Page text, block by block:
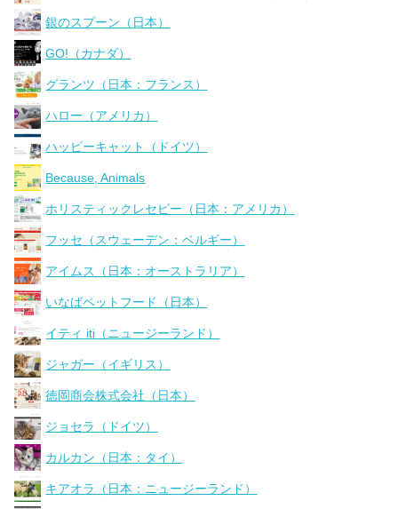
銀のスプーン（日本）
GO!（カナダ）
グランツ（日本：フランス）
ハロー（アメリカ）
ハッピーキャット（ドイツ）
Because, Animals
ホリスティックレセピー（日本：アメリカ）
フッセ（スウェーデン：ベルギー）
アイムス（日本：オーストラリア）
いなばペットフード（日本）
イティ iti（ニュージーランド）
ジャガー（イギリス）
徳岡商会株式会社（日本）
ジョセラ（ドイツ）
カルカン（日本：タイ）
キアオラ（日本：ニュージーランド）